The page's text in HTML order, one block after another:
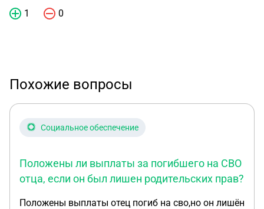
1 0
Похожие вопросы
Социальное обеспечение
Положены ли выплаты за погибшего на СВО
отца, если он был лишен родительских прав?
Положены выплаты отец погиб на сво,но он лишён